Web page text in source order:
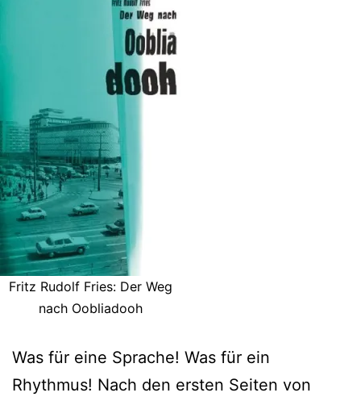
Fritz Rudolf Fries: Der Weg
nach Oobliadooh
Was für eine Sprache! Was für ein
Rhythmus! Nach den ersten Seiten von